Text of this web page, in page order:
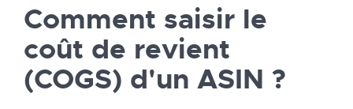
Comment saisir le
coût de revient
(COGS) d'un ASIN ?